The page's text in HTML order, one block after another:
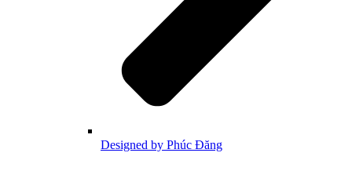
Designed by Phúc Đăng